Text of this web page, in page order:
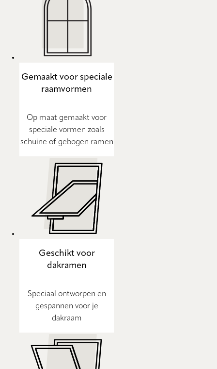
Gemaakt voor speciale
raamvormen
Op maat gemaakt voor
speciale vormen zoals
schuine of gebogen ramen
Geschikt voor
dakramen
Speciaal ontworpen en
gespannen voor je
dakraam